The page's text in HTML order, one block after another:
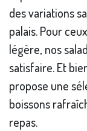
des variations
palais. Pour
légère, nos
satisfaire. Et
propose une
boissons
repas.